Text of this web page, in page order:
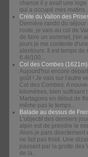
chance il y avait une
qui a occupé mes
Crète du Vallon des
Dernière rando du
route, je vais au col de
de faire un sommet, j'en
jours je me contente
alentours. Il est temps de
6.4l/100...
Col des Combes (1621m)
Aujourd'hui encore
goût ! Je vais sur l'autre
Col des Combes. A
kilomètres, bien suffisant
Martagons en début de
même pas le temps...
Balade au dessus de
L'objectif des derniers
alpin est de prendre le
Alors je pars directement
ne fait pas froid. Une
passant par la grotte des
de la...